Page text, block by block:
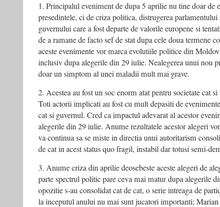
1. Principalul eveniment de dupa 5 aprilie nu tine doar de
presedintele, ci de criza politica, distrugerea
guvernului care a fost departe de valorile europene si
de a ramane de facto sef de stat dupa cele doua termene
aceste evenimente vor marca evolutiile politice din
inclusiv dupa alegerile din 29 iulie. Nealegerea unui nou
doar un simptom al unei maladii mult mai grave.
2. Acestea au fost un soc enorm atat pentru societate cat
Toti actorii implicati au fost cu mult depasiti de
cat si guvernul. Cred ca impactul adevarat al acestor
alegerile din 29 iulie. Anume rezultatele acestor alegeri
va continua sa se miste in directia unui autoritarism
de cat in acest status quo fragil, instabil dar totusi semi-
3. Anume criza din aprilie deosebeste aceste alegeri de
parte spectrul politic pare ceva mai matur dupa alegerile
opozitie s-au consolidat cat de cat, o serie intreaga de
la inceputul anului nu mai sunt jucatori importanti;